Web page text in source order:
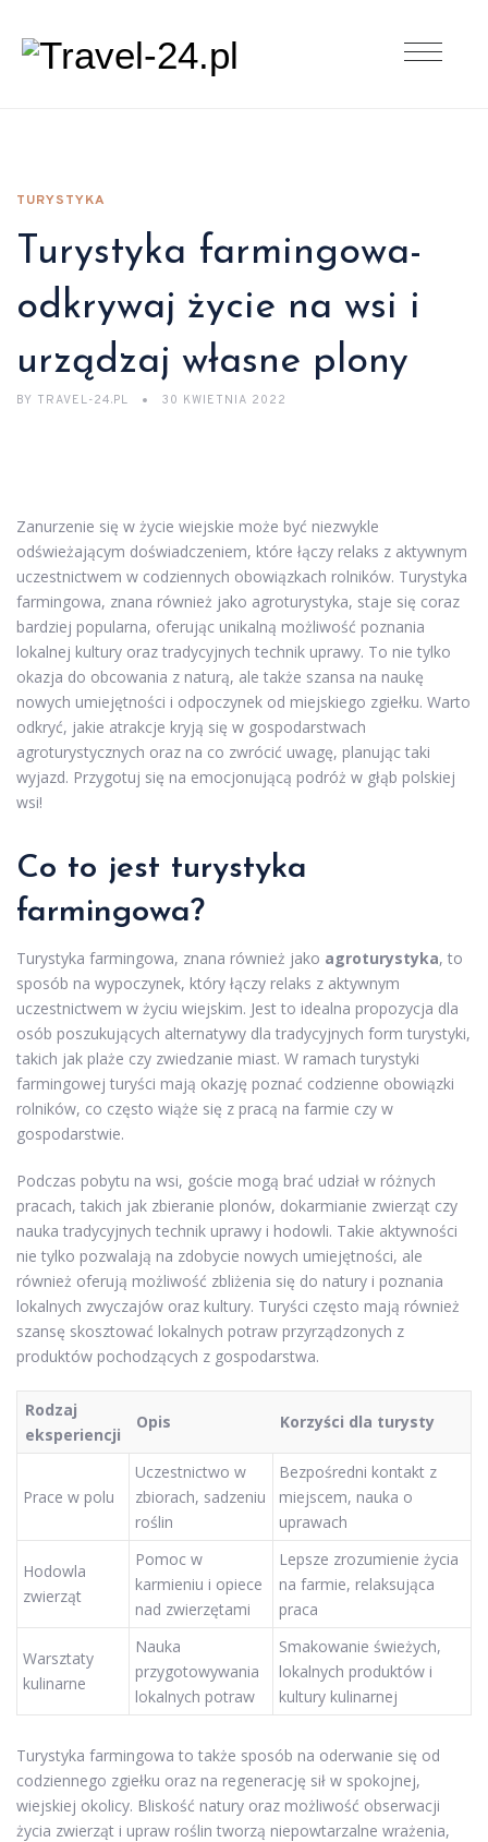
TURYSTYKA
Turystyka farmingowa-
odkrywaj życie na wsi i
urządzaj własne plony
BY TRAVEL-24.PL 30 KWIETNIA 2022
Zanurzenie się w życie wiejskie może być niezwykle
odświeżającym doświadczeniem, które łączy relaks z aktywnym
uczestnictwem w codziennych obowiązkach rolników. Turystyka
farmingowa, znana również jako agroturystyka, staje się coraz
bardziej popularna, oferując unikalną możliwość poznania
lokalnej kultury oraz tradycyjnych technik uprawy. To nie tylko
okazja do obcowania z naturą, ale także szansa na naukę
nowych umiejętności i odpoczynek od miejskiego zgiełku. Warto
odkryć, jakie atrakcje kryją się w gospodarstwach
agroturystycznych oraz na co zwrócić uwagę, planując taki
wyjazd. Przygotuj się na emocjonującą podróż w głąb polskiej
wsi!
Co to jest turystyka
farmingowa?
Turystyka farmingowa, znana również jako agroturystyka, to
sposób na wypoczynek, który łączy relaks z aktywnym
uczestnictwem w życiu wiejskim. Jest to idealna propozycja dla
osób poszukujących alternatywy dla tradycyjnych form turystyki,
takich jak plaże czy zwiedzanie miast. W ramach turystyki
farmingowej turyści mają okazję poznać codzienne obowiązki
rolników, co często wiąże się z pracą na farmie czy w
gospodarstwie.
Podczas pobytu na wsi, goście mogą brać udział w różnych
pracach, takich jak zbieranie plonów, dokarmianie zwierząt czy
nauka tradycyjnych technik uprawy i hodowli. Takie aktywności
nie tylko pozwalają na zdobycie nowych umiejętności, ale
również oferują możliwość zbliżenia się do natury i poznania
lokalnych zwyczajów oraz kultury. Turyści często mają również
szansę skosztować lokalnych potraw przyrządzonych z
produktów pochodzących z gospodarstwa.
Rodzaj
eksperiencji
Opis Korzyści dla turysty
Prace w polu
Uczestnictwo w
zbiorach, sadzeniu
roślin
Bezpośredni kontakt z
miejscem, nauka o
uprawach
Hodowla
zwierząt
Pomoc w
karmieniu i opiece
nad zwierzętami
Lepsze zrozumienie życia
na farmie, relaksująca
praca
Warsztaty
kulinarne
Nauka
przygotowywania
lokalnych potraw
Smakowanie świeżych,
lokalnych produktów i
kultury kulinarnej
Turystyka farmingowa to także sposób na oderwanie się od
codziennego zgiełku oraz na regenerację sił w spokojnej,
wiejskiej okolicy. Bliskość natury oraz możliwość obserwacji
życia zwierząt i upraw roślin tworzą niepowtarzalne wrażenia,